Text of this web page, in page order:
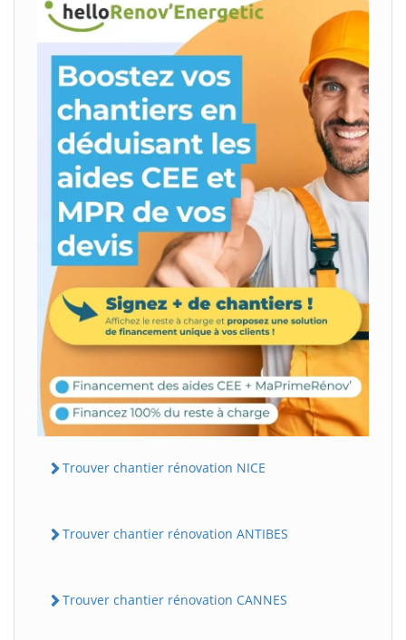
Trouver chantier rénovation NICE
Trouver chantier rénovation ANTIBES
Trouver chantier rénovation CANNES